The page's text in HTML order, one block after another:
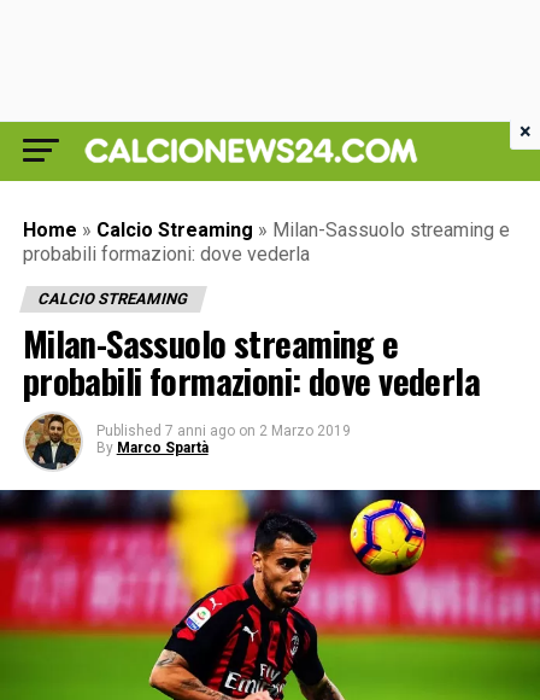
Home » Calcio Streaming » Milan-Sassuolo streaming e
probabili formazioni: dove vederla
CALCIO STREAMING
Milan-Sassuolo streaming e
probabili formazioni: dove vederla
Published 7 anni ago on 2 Marzo 2019
By Marco Spartà
×